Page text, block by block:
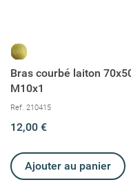
Bras courbé laiton
M10x1
Ref. 210415
12,00 €
Ajouter au panier